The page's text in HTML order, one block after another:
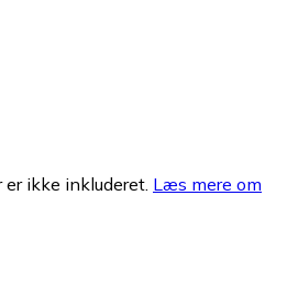
ikke inkluderet. Læs mere om